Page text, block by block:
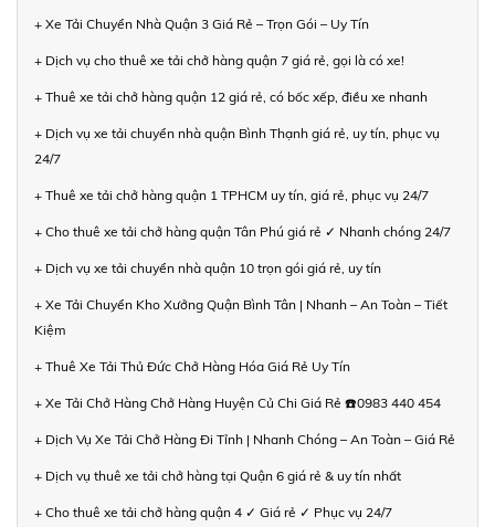
+ Xe Tải Chuyển Nhà Quận 3 Giá Rẻ – Trọn Gói – Uy Tín
+ Dịch vụ cho thuê xe tải chở hàng quận 7 giá rẻ, gọi là có xe!
+ Thuê xe tải chở hàng quận 12 giá rẻ, có bốc xếp, điều xe nhanh
+ Dịch vụ xe tải chuyển nhà quận Bình Thạnh giá rẻ, uy tín, phục vụ
24/7
+ Thuê xe tải chở hàng quận 1 TPHCM uy tín, giá rẻ, phục vụ 24/7
+ Cho thuê xe tải chở hàng quận Tân Phú giá rẻ ✓ Nhanh chóng 24/7
+ Dịch vụ xe tải chuyển nhà quận 10 trọn gói giá rẻ, uy tín
+ Xe Tải Chuyển Kho Xưởng Quận Bình Tân | Nhanh – An Toàn – Tiết
Kiệm
+ Thuê Xe Tải Thủ Đức Chở Hàng Hóa Giá Rẻ Uy Tín
+ Xe Tải Chở Hàng Chở Hàng Huyện Củ Chi Giá Rẻ ☎️0983 440 454
+ Dịch Vụ Xe Tải Chở Hàng Đi Tỉnh | Nhanh Chóng – An Toàn – Giá Rẻ
+ Dịch vụ thuê xe tải chở hàng tại Quận 6 giá rẻ & uy tín nhất
+ Cho thuê xe tải chở hàng quận 4 ✓ Giá rẻ ✓ Phục vụ 24/7